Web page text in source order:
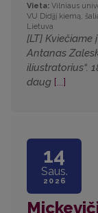
Vieta: Vilniaus
VU Didįjį kiemą,
Lietuva
[LT] Kviečiame
Antanas
iliustratorius“.
daug [...]
14
Saus.
2026